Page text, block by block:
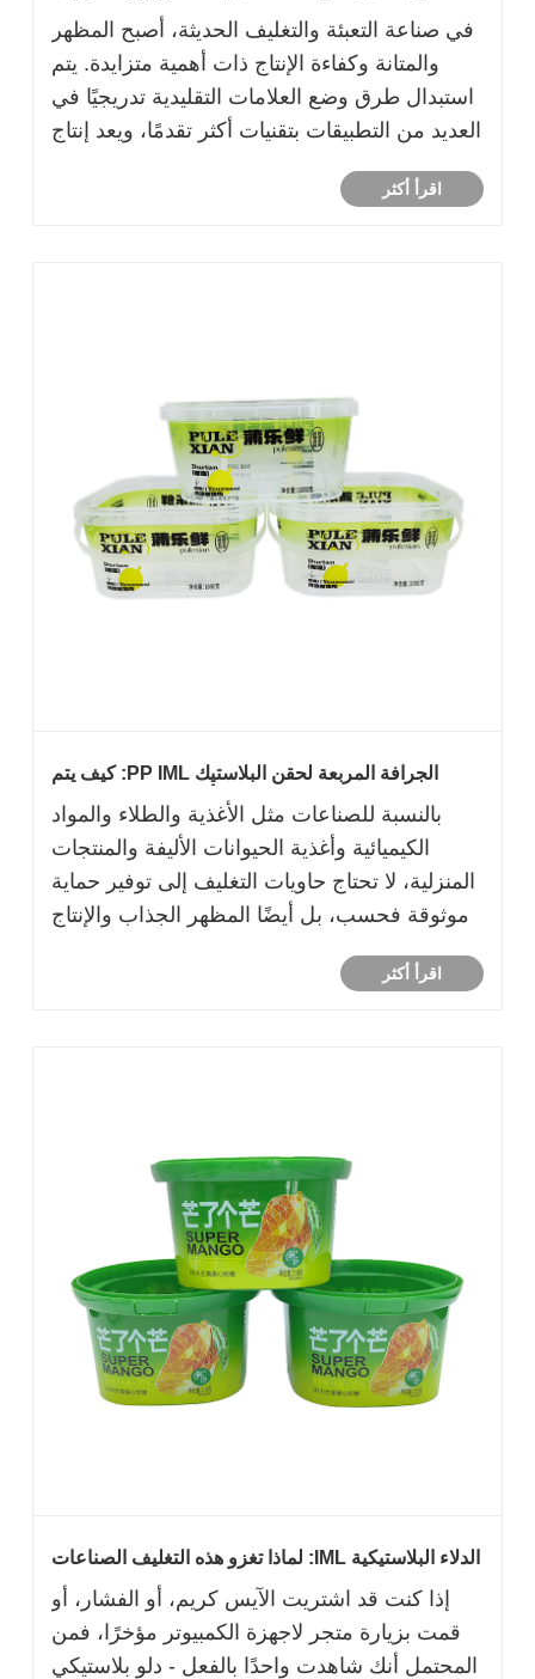
البلاستيكية IML
في صناعة التعبئة والتغليف الحديثة، أصبح المظهر
والمتانة وكفاءة الإنتاج ذات أهمية متزايدة. يتم
استبدال طرق وضع العلامات التقليدية تدريجيًا في
العديد من التطبيقات بتقنيات أكثر تقدمًا، ويعد إنتاج
اقرأ أكثر
الجرافة المربعة لحقن البلاستيك PP IML: كيف يتم
تصنيعها وما الذي يجب أن يعرفه المشترون؟
بالنسبة للصناعات مثل الأغذية والطلاء والمواد
الكيميائية وأغذية الحيوانات الأليفة والمنتجات
المنزلية، لا تحتاج حاويات التغليف إلى توفير حماية
موثوقة فحسب، بل أيضًا المظهر الجذاب والإنتاج
IML خيارًا شائعًا لأنه يجمع بين قوة قولبة الحقن
اقرأ أكثر
الدلاء البلاستيكية IML: لماذا تغزو هذه التغليف الصناعات
بهدوء
إذا كنت قد اشتريت الآيس كريم، أو الفشار، أو
قمت بزيارة متجر لاجهزة الكمبيوتر مؤخرًا، فمن
المحتمل أنك شاهدت واحدًا بالفعل - دلو بلاستيكي